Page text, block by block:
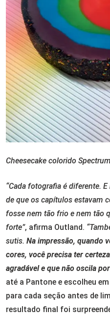
Cheesecake colorido Spectrum
“Cada fotografia é diferente.
de que os capítulos estavam
fosse nem tão frio e nem tão
forte”, afirma Outland.
sutis. Na impressão, quando
cores, você precisa ter
agradável e que não oscila
até a Pantone e escolheu
para cada seção antes de
resultado final foi